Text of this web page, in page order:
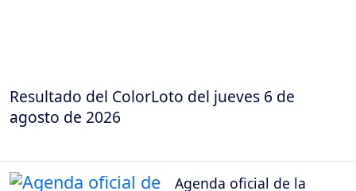
Resultado del ColorLoto del jueves 6 de
agosto de 2026
Agenda oficial de la